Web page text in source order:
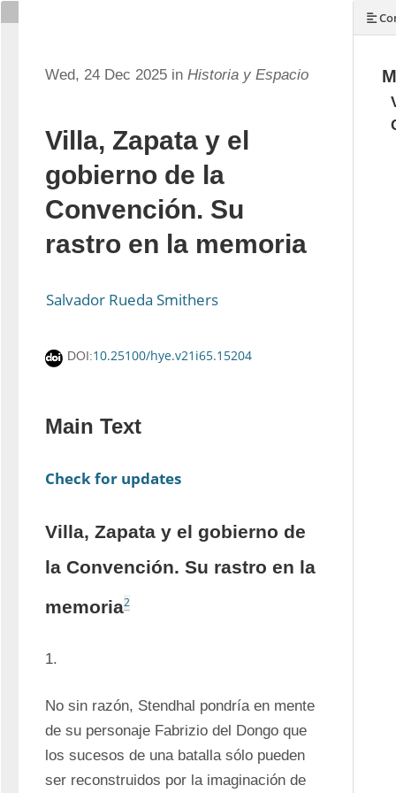
Wed, 24 Dec 2025 in Historia y Espacio
Villa, Zapata y el
gobierno de la
Convención. Su
rastro en la memoria
Salvador Rueda Smithers
DOI:10.25100/hye.v21i65.15204
Main Text
Check for updates
Villa, Zapata y el gobierno de
la Convención. Su rastro en la
memoria2
1.
No sin razón, Stendhal pondría en mente
de su personaje Fabrizio del Dongo que
los sucesos de una batalla sólo pueden
ser reconstruidos por la imaginación de